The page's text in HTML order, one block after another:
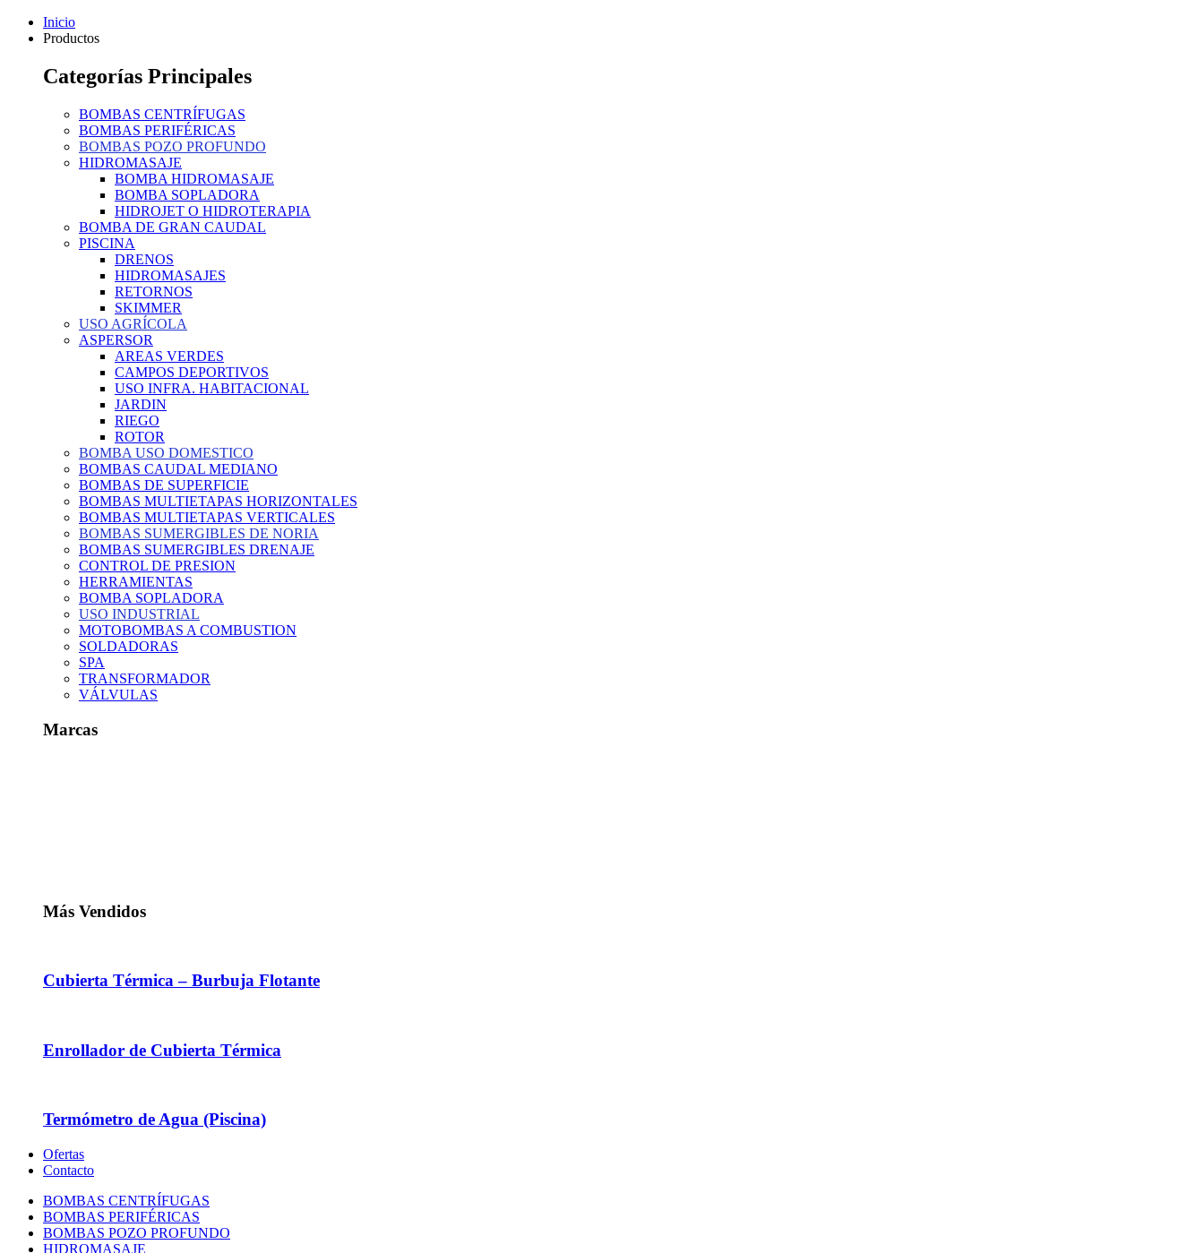
Inicio
Productos
Categorías Principales
BOMBAS CENTRÍFUGAS
BOMBAS PERIFÉRICAS
BOMBAS POZO PROFUNDO
HIDROMASAJE
BOMBA HIDROMASAJE
BOMBA SOPLADORA
HIDROJET O HIDROTERAPIA
BOMBA DE GRAN CAUDAL
PISCINA
DRENOS
HIDROMASAJES
RETORNOS
SKIMMER
USO AGRÍCOLA
ASPERSOR
AREAS VERDES
CAMPOS DEPORTIVOS
USO INFRA. HABITACIONAL
JARDIN
RIEGO
ROTOR
BOMBA USO DOMESTICO
BOMBAS CAUDAL MEDIANO
BOMBAS DE SUPERFICIE
BOMBAS MULTIETAPAS HORIZONTALES
BOMBAS MULTIETAPAS VERTICALES
BOMBAS SUMERGIBLES DE NORIA
BOMBAS SUMERGIBLES DRENAJE
CONTROL DE PRESION
HERRAMIENTAS
BOMBA SOPLADORA
USO INDUSTRIAL
MOTOBOMBAS A COMBUSTION
SOLDADORAS
SPA
TRANSFORMADOR
VÁLVULAS
Marcas
Más Vendidos
Cubierta Térmica – Burbuja Flotante
Enrollador de Cubierta Térmica
Termómetro de Agua (Piscina)
Ofertas
Contacto
BOMBAS CENTRÍFUGAS
BOMBAS PERIFÉRICAS
BOMBAS POZO PROFUNDO
HIDROMASAJE